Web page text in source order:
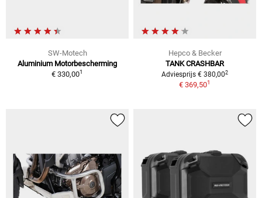
SW-Motech
Aluminium Motorbescherming
€ 330,001
Hepco & Becker
TANK CRASHBAR
Adviesprijs € 380,002
€ 369,501